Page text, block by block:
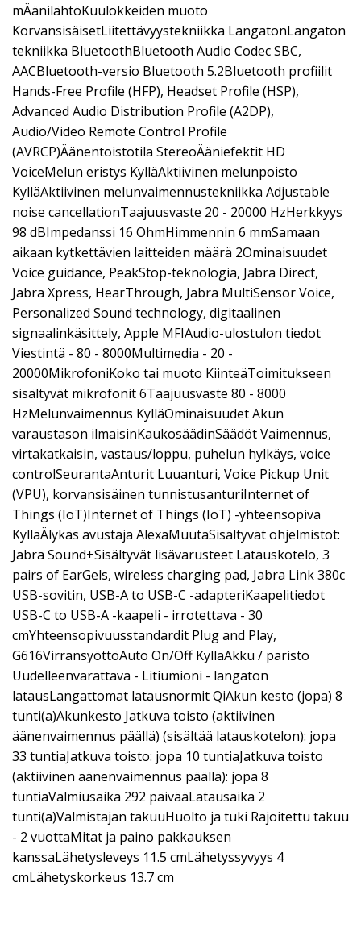
mÄänilähtöKuulokkeiden muoto
KorvansisäisetLiitettävyystekniikka LangatonLangaton
tekniikka BluetoothBluetooth Audio Codec SBC,
AACBluetooth-versio Bluetooth 5.2Bluetooth profiilit
Hands-Free Profile (HFP), Headset Profile (HSP),
Advanced Audio Distribution Profile (A2DP),
Audio/Video Remote Control Profile
(AVRCP)Äänentoistotila StereoÄäniefektit HD
VoiceMelun eristys KylläAktiivinen melunpoisto
KylläAktiivinen melunvaimennustekniikka Adjustable
noise cancellationTaajuusvaste 20 - 20000 HzHerkkyys
98 dBImpedanssi 16 OhmHimmennin 6 mmSamaan
aikaan kytkettävien laitteiden määrä 2Ominaisuudet
Voice guidance, PeakStop-teknologia, Jabra Direct,
Jabra Xpress, HearThrough, Jabra MultiSensor Voice,
Personalized Sound technology, digitaalinen
signaalinkäsittely, Apple MFIAudio-ulostulon tiedot
Viestintä - 80 - 8000Multimedia - 20 -
20000MikrofoniKoko tai muoto KiinteäToimitukseen
sisältyvät mikrofonit 6Taajuusvaste 80 - 8000
HzMelunvaimennus KylläOminaisuudet Akun
varaustason ilmaisinKaukosäädinSäädöt Vaimennus,
virtakatkaisin, vastaus/loppu, puhelun hylkäys, voice
controlSeurantaAnturit Luuanturi, Voice Pickup Unit
(VPU), korvansisäinen tunnistusanturiInternet of
Things (IoT)Internet of Things (IoT) -yhteensopiva
KylläÄlykäs avustaja AlexaMuutaSisältyvät ohjelmistot:
Jabra Sound+Sisältyvät lisävarusteet Latauskotelo, 3
pairs of EarGels, wireless charging pad, Jabra Link 380c
USB-sovitin, USB-A to USB-C -adapteriKaapelitiedot
USB-C to USB-A -kaapeli - irrotettava - 30
cmYhteensopivuusstandardit Plug and Play,
G616VirransyöttöAuto On/Off KylläAkku / paristo
Uudelleenvarattava - Litiumioni - langaton
latausLangattomat latausnormit QiAkun kesto (jopa) 8
tunti(a)Akunkesto Jatkuva toisto (aktiivinen
äänenvaimennus päällä) (sisältää latauskotelon): jopa
33 tuntiaJatkuva toisto: jopa 10 tuntiaJatkuva toisto
(aktiivinen äänenvaimennus päällä): jopa 8
tuntiaValmiusaika 292 päivääLatausaika 2
tunti(a)Valmistajan takuuHuolto ja tuki Rajoitettu takuu
- 2 vuottaMitat ja paino pakkauksen
kanssaLähetysleveys 11.5 cmLähetyssyvyys 4
cmLähetyskorkeus 13.7 cm